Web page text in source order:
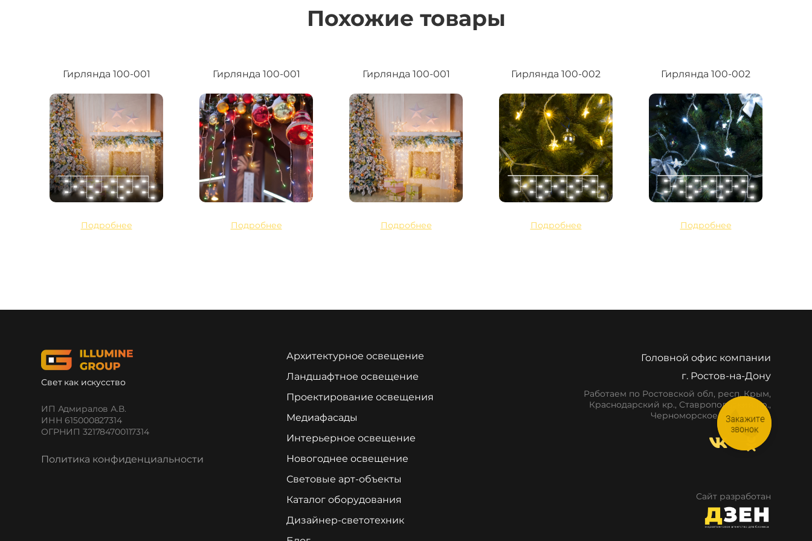
Похожие товары
Гирлянда 100-001
Подробнее
Гирлянда 100-001
Подробнее
Гирлянда 100-001
Подробнее
Гирлянда 100-002
Подробнее
Гирлянда 100-002
Подробнее
Свет как искусство
ИП Адмиралов А.В.
ИНН 615000827314
ОГРНИП 321784700117314
Политика конфиденциальности
Архитектурное освещение
Ландшафтное освещение
Проектирование освещения
Медиафасады
Интерьерное освещение
Новогоднее освещение
Световые арт-объекты
Каталог оборудования
Дизайнер-светотехник
Головной офис компании
г. Ростов-на-Дону
Работаем по Ростовской обл, респ. Крым,
Краснодарский кр., Ставропольский кр.,
Черноморское побережье
Сайт разработан
Закажите